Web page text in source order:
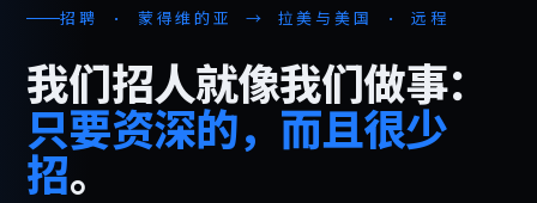
招聘 · 蒙得维的亚 → 拉美与美国 · 远程
我们招人就像我们做事：
只要资深的，而且很少
招。